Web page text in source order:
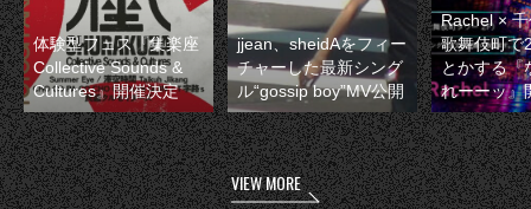
体験型フェス『集楽座
Collective Sounds &
Cultures』開催決定
jjean、sheidAをフィー
チャーした最新シング
ル“gossip boy”MV公開
Rachel ×
歌舞伎町で
とかする『
れーーッ』
VIEW MORE